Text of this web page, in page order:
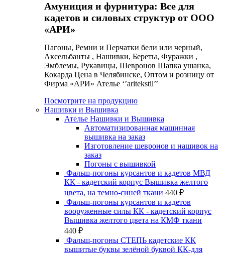
Амуниция и фурнитура: Все для
кадетов и силовых структур от ООО
«АРИ»
Пагоны, Ремни и Перчатки бели или черный,
Аксельбанты , Нашивки, Береты, Фуражки ,
Эмблемы, Рукавицы, Шевронов Шапка ушанка,
Кокарда Цена в Челябинске, Оптом и розницу от
Фирма «АРИ» Ателье ‘’aritekstil’’
Посмотрите на продукцию
Нашивки и Вышивка
Ателье Нашивки и Вышивка
Автоматизированная машинная
вышивка на заказ
Изготовление шевронов и нашивок на
заказ
Погоны с вышивкой
Фальш-погоны курсантов и кадетов МВД
КК - кадетский корпус Вышивка желтого
цвета, на темно-синей ткани 440 ₽
Фальш-погоны курсантов и кадетов
вооруженные силы КК - кадетский корпус
Вышивка желтого цвета на КМФ ткани
440 ₽
Фальш-погоны СТЕПЬ кадетские КК
вышитые буквы зелёной буквой КК-для